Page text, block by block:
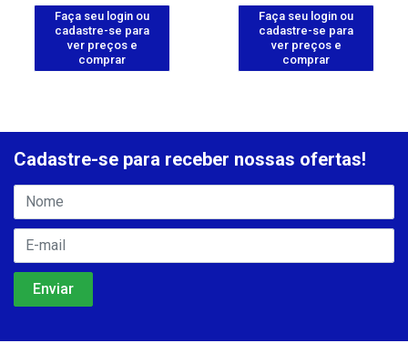
Faça seu login ou
cadastre-se para
ver preços e
comprar
Faça seu login ou
cadastre-se para
ver preços e
comprar
Cadastre-se para receber nossas ofertas!